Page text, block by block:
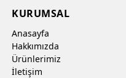
KURUMSAL
Anasayfa
Hakkımızda
Ürünlerimiz
İletişim